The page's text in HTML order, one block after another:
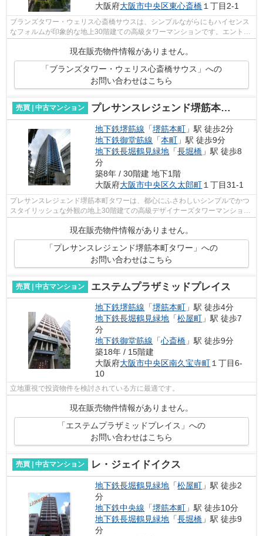
大阪府大阪市中央区東心斎橋 １丁目2-1
ブランズタワー・ウェリス心斎橋サウスは、シンプルながらにもハイセンス
なフォルムが印象的な地上30階建ての高級タワーマンションです。エントラ
現在販売物件情報がありません。
「ブランズタワー・ウェリス心斎橋サウス」への
お問い合わせはこちら
売買 | 中古マンション プレサンスレジェンド堺筋本町タワー
地下鉄堺筋線 「堺筋本町 」駅 徒歩2分
地下鉄御堂筋線 「本町 」駅 徒歩9分
地下鉄長堀鶴見緑地 「長堀橋 」駅 徒歩8
分
築8年 / 30階建 地下1階
大阪府大阪市中央区久太郎町 １丁目31-1
プレサンスレジェンド堺筋本町タワーは、都心にふさわしいシンプルでかつ
スタイリッシュな外観の地上30階建ての高級デザイナーズタワーマンション
です。 マンションに対する口コミも多...
現在販売物件情報がありません。
「プレサンスレジェンド堺筋本町タワー」への
お問い合わせはこちら
売買 | 中古マンション エステムプラザミッドプレイス
地下鉄堺筋線 「堺筋本町 」駅 徒歩4分
地下鉄長堀鶴見緑地 「松屋町 」駅 徒歩7
分
地下鉄御堂筋線 「心斎橋 」駅 徒歩9分
築18年 / 15階建
大阪府大阪市中央区南久宝寺町１丁目6-
10
立地重視で投資物件を検討されている方に最適です。
現在販売物件情報がありません。
「エステムプラザミッドプレイス」への
お問い合わせはこちら
売買 | 中古マンション レ・ジェイドイクス
地下鉄長堀鶴見緑地 「松屋町 」駅 徒歩2
分
地下鉄中央線 「堺筋本町 」駅 徒歩10分
地下鉄長堀鶴見緑地 「長堀橋 」駅 徒歩9
分